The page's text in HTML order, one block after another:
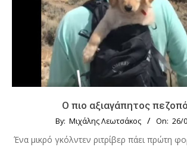
Ο πιο αξιαγάπητος
By: Μιχάλης Λεωτσάκος On: 26/
Ένα μικρό γκόλντεν ριτρίβερ πάει πρώτη